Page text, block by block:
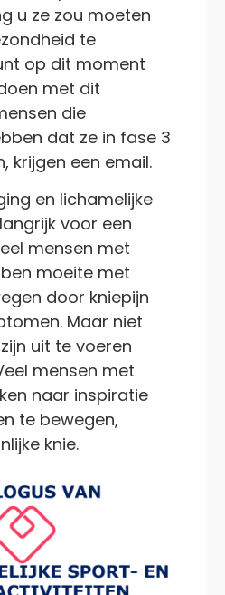
u ze zou moeten
te
op dit moment
met dit
die
dat ze in fase 3
krijgen een email.
en lichamelijke
voor een
mensen met
moeite met
door kniepijn
Maar niet
uit te voeren
mensen met
naar inspiratie
te bewegen,
knie.